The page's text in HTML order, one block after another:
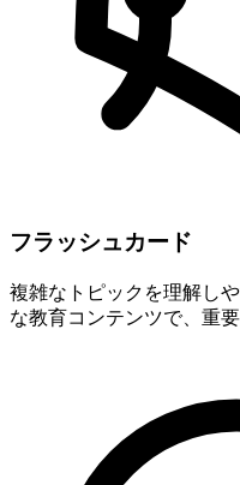
フラッシュカード
複雑なトピックを理解し
な教育コンテンツで、重